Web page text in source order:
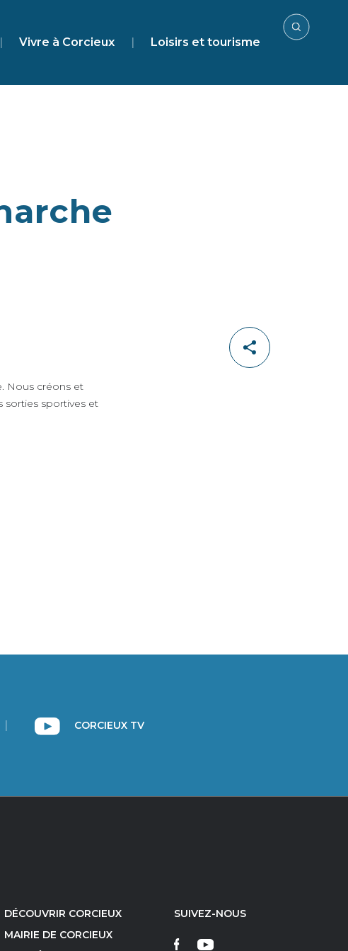
| Vivre à Corcieux | Loisirs et tourisme
Nous créons et
sorties sportives et
| CORCIEUX TV
DÉCOUVRIR CORCIEUX
MAIRIE DE CORCIEUX
SUIVEZ-NOUS